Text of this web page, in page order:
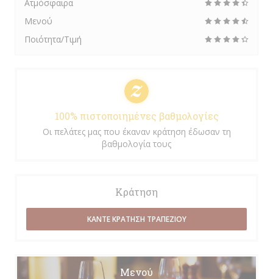
Ατμόσφαιρα
Μενού
Ποιότητα/Τιμή
100% πιστοποιημένες βαθμολογίες
Οι πελάτες μας που έκαναν κράτηση έδωσαν τη
βαθμολογία τους
Κράτηση
ΚΆΝΤΕ ΚΡΆΤΗΣΗ ΤΡΑΠΕΖΙΟΎ
Μενού